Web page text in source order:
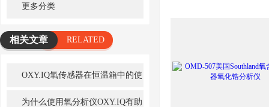
更多分类
相关文章
RELATED
OXY.IQ氧传感器在恒温箱中的使
为什么使用氧分析仪OXY.IQ有助